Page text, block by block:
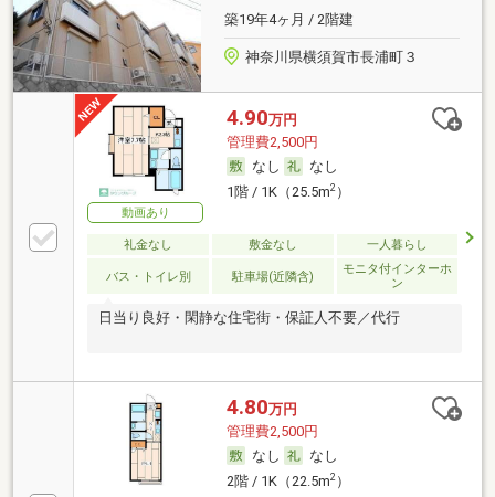
築19年4ヶ月 / 2階建
神奈川県横須賀市長浦町３
動画あり
4.90万円
管理費2,500円
なし
なし
1階 / 1K（25.5m2）
礼金なし 敷金なし 一人暮らし
バス・トイレ別 駐車場(近隣含)
モニタ付インターホ
ン
日当り良好・閑静な住宅街・保証人不要／代行
4.80万円
管理費2,500円
なし
なし
2階 / 1K（22.5m2）